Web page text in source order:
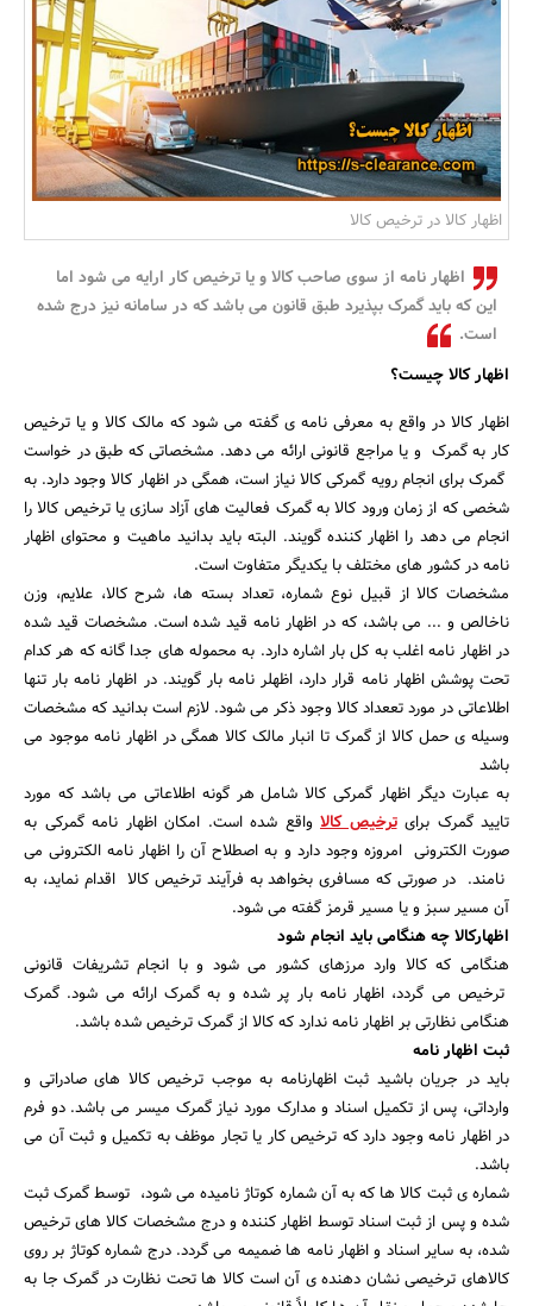
بانک، بیمه و سرمایه
مسکن و ساختمان
جستجو
اظهار کالا در ترخیص کالا
اظهار نامه از سوی صاحب کالا و یا ترخیص کار ارایه می شود اما
این که باید گمرک بپذیرد طبق قانون می باشد که در سامانه نیز درج شده
است.
اظهار کالا چیست؟
اظهار کالا در واقع به معرفی نامه ی گفته می شود که مالک کالا و یا ترخیص
کار به گمرک و یا مراجع قانونی ارائه می دهد. مشخصاتی که طبق در خواست
گمرک برای انجام رویه گمرکی کالا نیاز است، همگی در اظهار کالا وجود دارد. به
شخصی که از زمان ورود کالا به گمرک فعالیت های آزاد سازی یا ترخیص کالا را
انجام می دهد را اظهار کننده گویند. البته باید بدانید ماهیت و محتوای اظهار
نامه در کشور های مختلف با یکدیگر متفاوت است.
مشخصات کالا از قبیل نوع شماره، تعداد بسته ها، شرح کالا، علایم، وزن
ناخالص و ... می باشد، که در اظهار نامه قید شده است. مشخصات قید شده
در اظهار نامه اغلب به کل بار اشاره دارد. به محموله های جدا گانه که هر کدام
تحت پوشش اظهار نامه قرار دارد، اظهلر نامه بار گویند. در اظهار نامه بار تنها
اطلاعاتی در مورد تععداد کالا وجود ذکر می شود. لازم است بدانید که مشخصات
وسیله ی حمل کالا از گمرک تا انبار مالک کالا همگی در اظهار نامه موجود می
باشد
به عبارت دیگر اظهار گمرکی کالا شامل هر گونه اطلاعاتی می باشد که مورد
تایید گمرک برایترخیص کالا واقع شده است. امکان اظهار نامه گمرکی به
صورت الکترونی امروزه وجود دارد و به اصطلاح آن را اظهار نامه الکترونی می
نامند. در صورتی که مسافری بخواهد به فرآیند ترخیص کالا اقدام نماید، به
آن مسیر سبز و یا مسیر قرمز گفته می شود.
اظهارکالا چه هنگامی باید انجام شود
هنگامی که کالا وارد مرزهای کشور می شود و با انجام تشریفات قانونی
ترخیص می گردد، اظهار نامه بار پر شده و به گمرک ارائه می شود. گمرک
هنگامی نظارتی بر اظهار نامه ندارد که کالا از گمرک ترخیص شده باشد.
ثبت اظهار نامه
باید در جریان باشید ثبت اظهارنامه به موجب ترخیص کالا های صادراتی و
وارداتی، پس از تکمیل اسناد و مدارک مورد نیاز گمرک میسر می باشد. دو فرم
در اظهار نامه وجود دارد که ترخیص کار یا تجار موظف به تکمیل و ثبت آن می
باشد.
شماره ی ثبت کالا ها که به آن شماره کوتاژ نامیده می شود، توسط گمرک ثبت
شده و پس از ثبت اسناد توسط اظهار کننده و درج مشخصات کالا های ترخیص
شده، به سایر اسناد و اظهار نامه ها ضمیمه می گردد. درج شماره کوتاژ بر روی
کالاهای ترخیصی نشان دهنده ی آن است کالا ها تحت نظارت در گمرک جا به